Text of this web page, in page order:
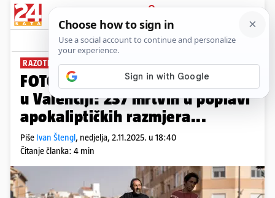
PRIJAVA
News Komentari
RAZOTKRILA SVE SLABOSTI
FOTO Godina dana od katastrofe
u Valenciji: 237 mrtvih u poplavi
apokaliptičkih razmjera...
Piše Ivan Štengl, nedjelja, 2.11.2025. u 18:40
Čitanje članka: 4 min